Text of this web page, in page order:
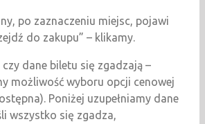
po zaznaczeniu miejsc, pojawi
do zakupu” – klikamy.
czy dane biletu się zgadzają –
możliwość wyboru opcji cenowej
Poniżej uzupełniamy dane
wszystko się zgadza,